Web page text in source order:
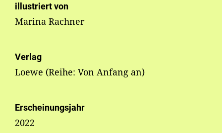
illustriert von
Marina Rachner
Verlag
Loewe (Reihe: Von Anfang an)
Erscheinungsjahr
2022